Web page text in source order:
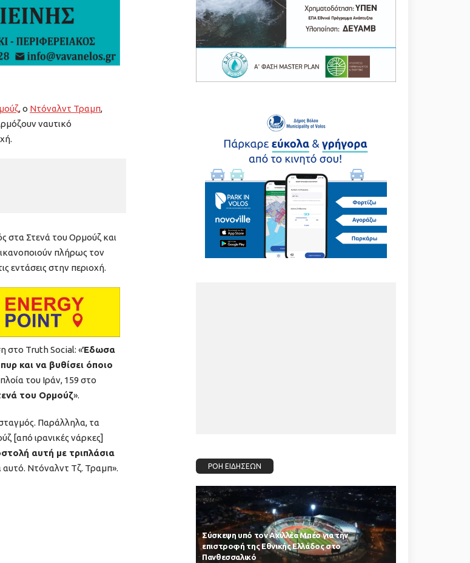
, ο Ντόναλντ Τραμπ,
ναυτικό
στα Στενά του Ορμούζ και
πλήρως τον
εντάσεις στην περιοχή.
στο Truth Social: «Έδωσα
και να βυθίσει όποιο
του Ιράν, 159 στο
του Ορμούζ».
Παράλληλα, τα
[από ιρανικές νάρκες]
αυτή με τριπλάσια
αυτό. Ντόναλντ Τζ. Τραμπ». ΡΟΗ ΕΙΔΗΣΕΩΝ
Σύσκεψη υπό τον Αχιλλέα Μπέο για την
επιστροφή της Εθνικής Ελλάδος στο
Πανθεσσαλικό